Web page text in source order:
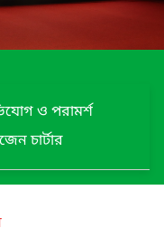
ও পরামর্শ
চার্টার